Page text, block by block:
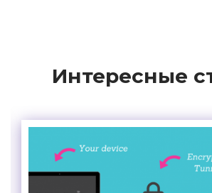
Интересные